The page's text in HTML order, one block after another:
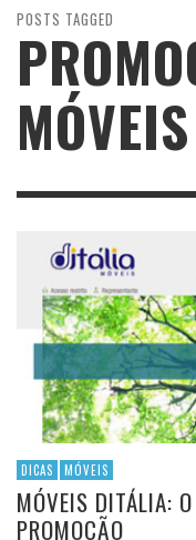
POSTS TAGGED
MÓVEIS
DICAS MÓVEIS
MÓVEIS DITÁLIA:
PROMOÇÃO